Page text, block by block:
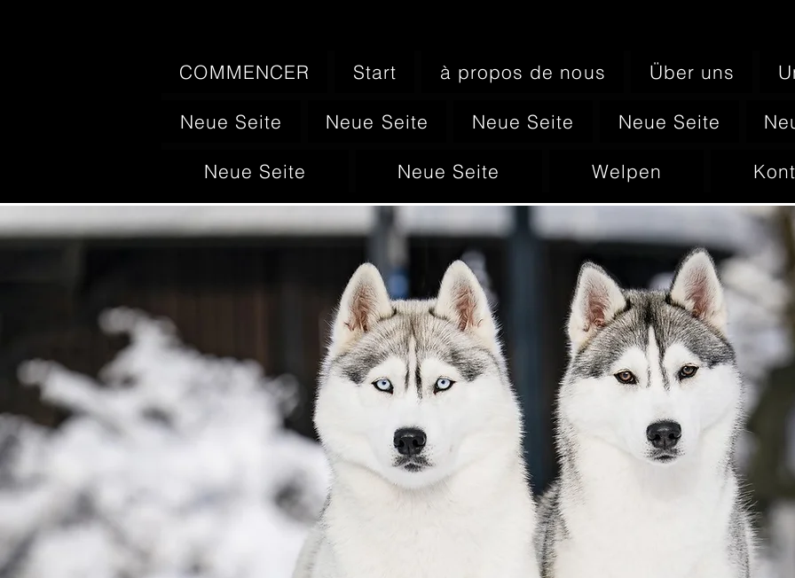
COMMENCER Start à propos de nous Über uns
Neue Seite Neue Seite Neue Seite Neue Seite
Neue Seite Neue Seite Welpen